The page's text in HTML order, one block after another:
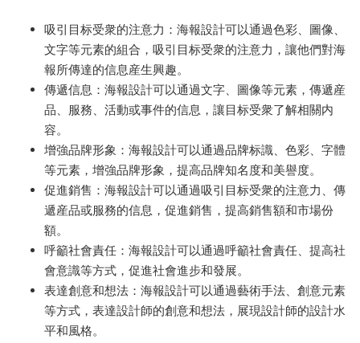
吸引目标受衆的注意力：海報設計可以通過色彩、圖像、
文字等元素的組合，吸引目标受衆的注意力，讓他們對海
報所傳達的信息産生興趣。
傳遞信息：海報設計可以通過文字、圖像等元素，傳遞産
品、服務、活動或事件的信息，讓目标受衆了解相關内
容。
增強品牌形象：海報設計可以通過品牌标識、色彩、字體
等元素，增強品牌形象，提高品牌知名度和美譽度。
促進銷售：海報設計可以通過吸引目标受衆的注意力、傳
遞産品或服務的信息，促進銷售，提高銷售額和市場份
額。
呼籲社會責任：海報設計可以通過呼籲社會責任、提高社
會意識等方式，促進社會進步和發展。
表達創意和想法：海報設計可以通過藝術手法、創意元素
等方式，表達設計師的創意和想法，展現設計師的設計水
平和風格。